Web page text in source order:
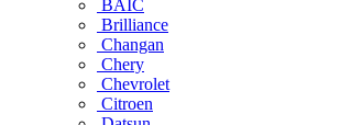
BAIC
Brilliance
Changan
Chery
Chevrolet
Citroen